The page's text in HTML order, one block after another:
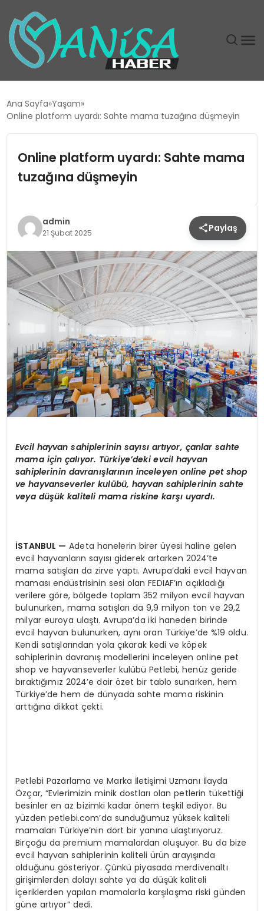
EKONOMI
GÜNDEM
MAGAZIN
SIYASET
SPOR
TEKNOLOJI
YAŞAM
Ana Sayfa Yaşam
Online platform uyardı: Sahte mama tuzağına düşmeyin
Online platform uyardı: Sahte mama
tuzağına düşmeyin
admin
21 Şubat 2025 Paylaş
Evcil hayvan sahiplerinin sayısı artıyor, çanlar sahte
mama için çalıyor. Türkiye’deki evcil hayvan
sahiplerinin davranışlarının inceleyen online pet shop
ve hayvanseverler kulübü, hayvan sahiplerinin sahte
veya düşük kaliteli mama riskine karşı uyardı.
İSTANBUL — Adeta hanelerin birer üyesi haline gelen
evcil hayvanların sayısı giderek artarken 2024’te
mama satışları da zirve yaptı. Avrupa’daki evcil hayvan
maması endüstrisinin sesi olan FEDIAF’ın açıkladığı
verilere göre, bölgede toplam 352 milyon evcil hayvan
bulunurken, mama satışları da 9,9 milyon ton ve 29,2
milyar euroya ulaştı. Avrupa’da iki haneden birinde
evcil hayvan bulunurken, aynı oran Türkiye’de %19 oldu.
Kendi satışlarından yola çıkarak kedi ve köpek
sahiplerinin davranış modellerini inceleyen online pet
shop ve hayvanseverler kulübü Petlebi, henüz geride
bıraktığımız 2024’e dair özet bir tablo sunarken, hem
Türkiye’de hem de dünyada sahte mama riskinin
arttığına dikkat çekti.
Petlebi Pazarlama ve Marka İletişimi Uzmanı İlayda
Özçar, “Evlerimizin minik dostları olan petlerin tükettiği
besinler en az bizimki kadar önem teşkil ediyor. Bu
yüzden petlebi.com’da sunduğumuz yüksek kaliteli
mamaları Türkiye’nin dört bir yanına ulaştırıyoruz.
Birçoğu da premium mamalardan oluşuyor. Bu da bize
evcil hayvan sahiplerinin kaliteli ürün arayışında
olduğunu gösteriyor. Çünkü piyasada merdivenaltı
girişimlerden dolayı sahte ya da düşük kaliteli
içeriklerden yapılan mamalarla karşılaşma riski günden
güne artıyor” dedi.